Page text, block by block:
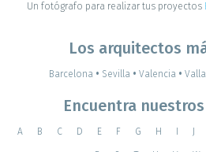
Un fotógrafo para realizar tus proyectos
Los arquitectos
Barcelona • Sevilla • Valencia •
Encuentra
A B C D E F G H